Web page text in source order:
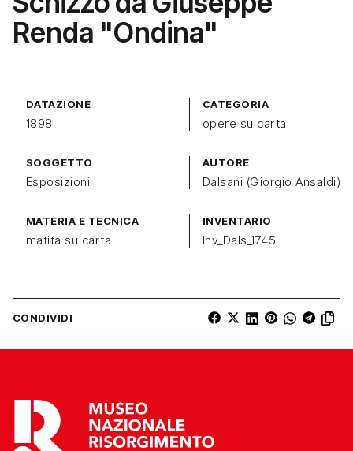
Renda "Ondina"
DATAZIONE
1898
CATEGORIA
opere su carta
SOGGETTO
Esposizioni
AUTORE
Dalsani (Giorgio Ansaldi)
MATERIA E TECNICA
matita su carta
INVENTARIO
Inv_Dals_1745
CONDIVIDI